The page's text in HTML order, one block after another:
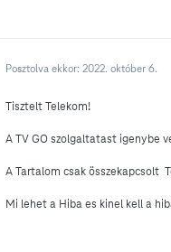
Posztolva ekkor: 2022. október 6.
Tisztelt Telekom!
A TV GO szolgaltatast igenybe
A Tartalom csak összekapcsolt
Mi lehet a Hiba es kinel kell a